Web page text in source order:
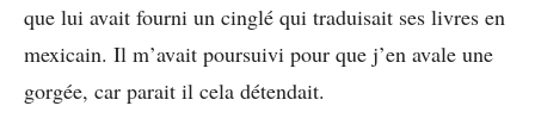
que lui avait fourni un cinglé qui traduisait ses livres en
mexicain. Il m’avait poursuivi pour que j’en avale une
gorgée, car parait il cela détendait.